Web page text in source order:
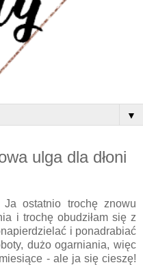
▼
ulga dla dłoni
ostatnio trochę znowu
i trochę obudziłam się z
i ponadrabiać
dużo ogarniania, więc
- ale ja się cieszę!